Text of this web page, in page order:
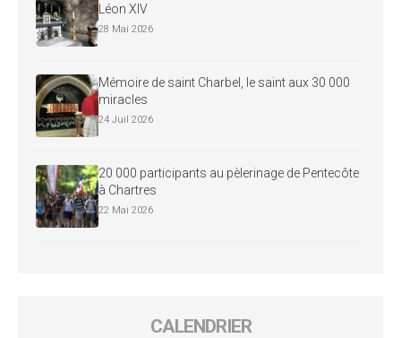
Léon XIV
28 Mai 2026
Mémoire de saint Charbel, le saint aux 30 000
miracles
24 Juil 2026
20 000 participants au pèlerinage de Pentecôte
à Chartres
22 Mai 2026
CALENDRIER